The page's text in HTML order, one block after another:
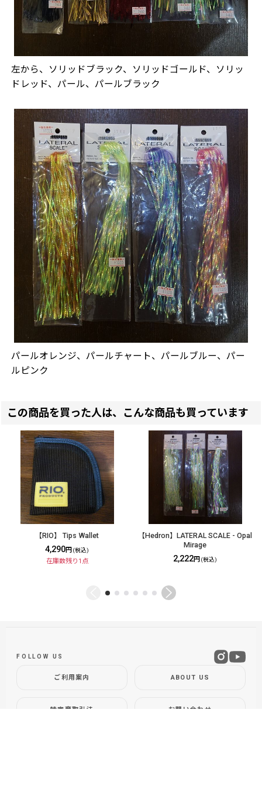
左から、ソリッドブラック、ソリッドゴールド、ソリッ
ドレッド、パール、パールブラック
パールオレンジ、パールチャート、パールブルー、パー
ルピンク
この商品を買った人は、こんな商品も買っています
【RIO】 Tips Wallet
4,290円 (税込)
在庫数残り1点
【Hedron】LATERAL SCALE - Opal
Mirage
2,222円 (税込)
ご利用案内 ABOUT US
特定商取引法 お問い合わせ
FOLLOW US